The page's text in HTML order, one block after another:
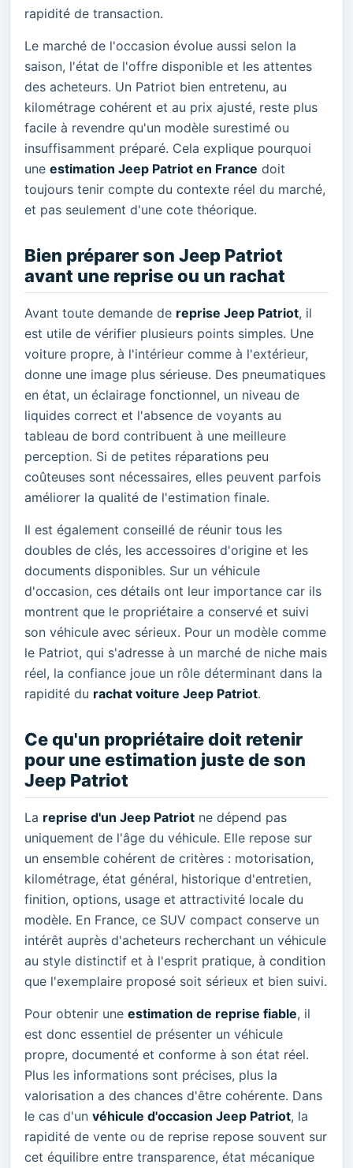
rapidité de transaction.
Le marché de l'occasion évolue aussi selon la
saison, l'état de l'offre disponible et les attentes
des acheteurs. Un Patriot bien entretenu, au
kilométrage cohérent et au prix ajusté, reste plus
facile à revendre qu'un modèle surestimé ou
insuffisamment préparé. Cela explique pourquoi
une estimation Jeep Patriot en France doit
toujours tenir compte du contexte réel du marché,
et pas seulement d'une cote théorique.
Bien préparer son Jeep Patriot
avant une reprise ou un rachat
Avant toute demande de reprise Jeep Patriot, il
est utile de vérifier plusieurs points simples. Une
voiture propre, à l'intérieur comme à l'extérieur,
donne une image plus sérieuse. Des pneumatiques
en état, un éclairage fonctionnel, un niveau de
liquides correct et l'absence de voyants au
tableau de bord contribuent à une meilleure
perception. Si de petites réparations peu
coûteuses sont nécessaires, elles peuvent parfois
améliorer la qualité de l'estimation finale.
Il est également conseillé de réunir tous les
doubles de clés, les accessoires d'origine et les
documents disponibles. Sur un véhicule
d'occasion, ces détails ont leur importance car ils
montrent que le propriétaire a conservé et suivi
son véhicule avec sérieux. Pour un modèle comme
le Patriot, qui s'adresse à un marché de niche mais
réel, la confiance joue un rôle déterminant dans la
rapidité du rachat voiture Jeep Patriot.
Ce qu'un propriétaire doit retenir
pour une estimation juste de son
Jeep Patriot
La reprise d'un Jeep Patriot ne dépend pas
uniquement de l'âge du véhicule. Elle repose sur
un ensemble cohérent de critères : motorisation,
kilométrage, état général, historique d'entretien,
finition, options, usage et attractivité locale du
modèle. En France, ce SUV compact conserve un
intérêt auprès d'acheteurs recherchant un véhicule
au style distinctif et à l'esprit pratique, à condition
que l'exemplaire proposé soit sérieux et bien suivi.
Pour obtenir une estimation de reprise fiable, il
est donc essentiel de présenter un véhicule
propre, documenté et conforme à son état réel.
Plus les informations sont précises, plus la
valorisation a des chances d'être cohérente. Dans
le cas d'un véhicule d'occasion Jeep Patriot, la
rapidité de vente ou de reprise repose souvent sur
cet équilibre entre transparence, état mécanique